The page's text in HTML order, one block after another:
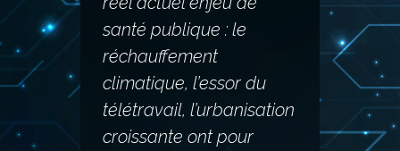
santé publique : le
réchauffement
climatique, l’essor du
télétravail, l’urbanisation
croissante ont pour